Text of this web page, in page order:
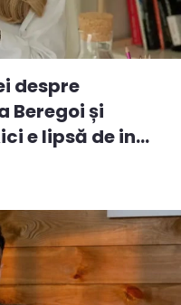
despre
Beregoi și
e lipsă de in...